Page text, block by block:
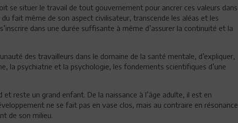
se situer le travail de tout gouvernement pour ancrer ces valeurs dans
fait même de son aspect civilisateur, transcende les aléas et les
dans une durée suffisante à même d’assurer la continuité et la
des travailleurs dans le domaine de la santé mentale, d’expliquer,
la psychiatrie et la psychologie, les fondements scientifiques d’une
et reste un grand enfant. De la naissance à l’âge adulte, il est en
ne se fait pas en vase clos, mais au contraire en résonance
de son milieu.